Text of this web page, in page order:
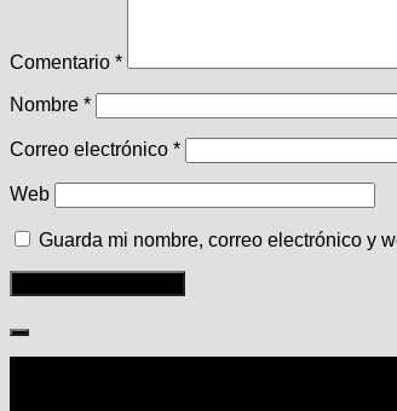
Comentario *
Nombre *
Correo electrónico *
Web
Guarda mi nombre, correo electrónico y